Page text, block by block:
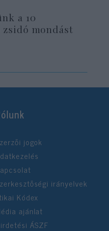
a 10
mondást
jogok
irányelvek
Kódex
ajánlat
ÁSZF